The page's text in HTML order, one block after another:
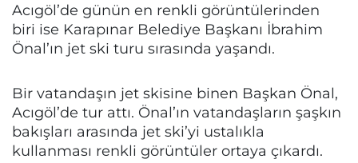
Acıgöl’de günün en renkli görüntülerinden
biri ise Karapınar Belediye Başkanı İbrahim
Önal’ın jet ski turu sırasında yaşandı.
Bir vatandaşın jet skisine binen Başkan Önal,
Acıgöl’de tur attı. Önal’ın vatandaşların şaşkın
bakışları arasında jet ski’yi ustalıkla
kullanması renkli görüntüler ortaya çıkardı.